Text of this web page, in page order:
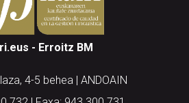
- Erroitz BM
4-5 behea | ANDOAIN